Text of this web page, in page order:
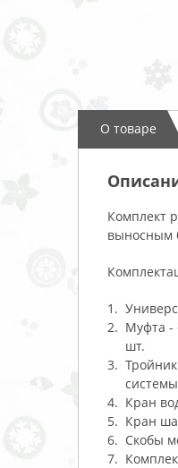
О товаре
Комплект
выносным
Муфта -
шт.
Кран
Кран
Скобы